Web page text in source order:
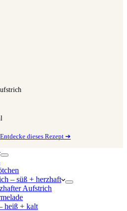
Entdecke dieses Rezept ➔
– süß + herzhaft
Aufstrich
heiß + kalt